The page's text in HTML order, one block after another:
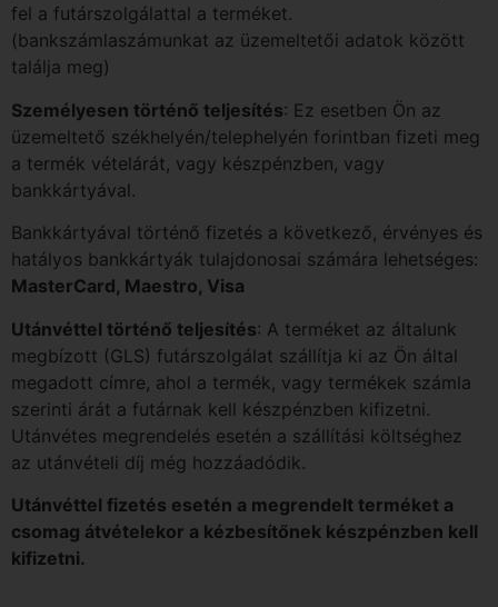
fel a futárszolgálattal a terméket.
(bankszámlaszámunkat az üzemeltetői adatok között
találja meg)
Személyesen történő teljesítés: Ez esetben Ön az
üzemeltető székhelyén/telephelyén forintban fizeti meg
a termék vételárát, vagy készpénzben, vagy
bankkártyával.
Bankkártyával történő fizetés a következő, érvényes és
hatályos bankkártyák tulajdonosai számára lehetséges:
MasterCard, Maestro, Visa
Utánvéttel történő teljesítés: A terméket az általunk
megbízott (GLS) futárszolgálat szállítja ki az Ön által
megadott címre, ahol a termék, vagy termékek számla
szerinti árát a futárnak kell készpénzben kifizetni.
Utánvétes megrendelés esetén a szállítási költséghez
az utánvételi díj még hozzáadódik.
Utánvéttel fizetés esetén a megrendelt terméket a
csomag átvételekor a kézbesítőnek készpénzben kell
kifizetni.